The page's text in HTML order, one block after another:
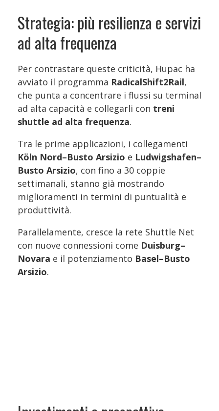
Strategia: più resilienza e servizi
ad alta frequenza
Per contrastare queste criticità, Hupac ha
avviato il programma RadicalShift2Rail,
che punta a concentrare i flussi su terminal
ad alta capacità e collegarli con treni
shuttle ad alta frequenza.
Tra le prime applicazioni, i collegamenti
Köln Nord–Busto Arsizio e Ludwigshafen–
Busto Arsizio, con fino a 30 coppie
settimanali, stanno già mostrando
miglioramenti in termini di puntualità e
produttività.
Parallelamente, cresce la rete Shuttle Net
con nuove connessioni come Duisburg–
Novara e il potenziamento Basel–Busto
Arsizio.